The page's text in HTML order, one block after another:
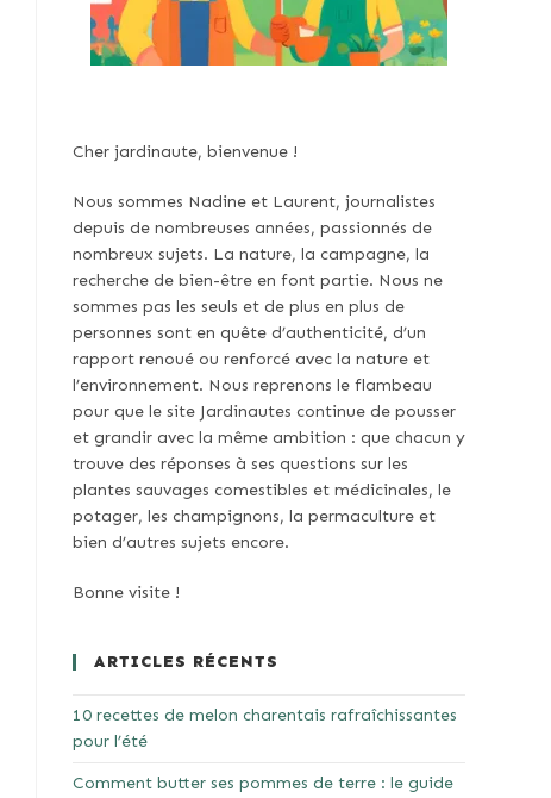
Cher jardinaute, bienvenue !
Nous sommes Nadine et Laurent, journalistes
depuis de nombreuses années, passionnés de
nombreux sujets. La nature, la campagne, la
recherche de bien-être en font partie. Nous ne
sommes pas les seuls et de plus en plus de
personnes sont en quête d’authenticité, d’un
rapport renoué ou renforcé avec la nature et
l’environnement. Nous reprenons le flambeau
pour que le site Jardinautes continue de pousser
et grandir avec la même ambition : que chacun y
trouve des réponses à ses questions sur les
plantes sauvages comestibles et médicinales, le
potager, les champignons, la permaculture et
bien d’autres sujets encore.
Bonne visite !
ARTICLES RÉCENTS
10 recettes de melon charentais rafraîchissantes
pour l’été
Comment butter ses pommes de terre : le guide